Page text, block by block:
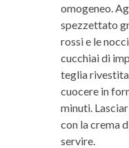
omogeneo.
spezzettato
rossi e le
cucchiai di
teglia
cuocere in
minuti.
con la crema
servire.